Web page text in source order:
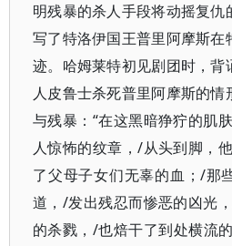
明残暴的杀人手段将动摇复仇
写了特洛伊国王普里阿摩斯在
迹。哈姆莱特初见剧团时，背
人皮鲁士杀死普里阿摩斯的
与残暴：“在这黑暗狰狞的肌
人惊怖的纹章，/从头到脚，
了父母子女们无辜的血；/那
道，/发出残忍而惨恶的凶光
的杀戮，/也焙干了到处横流